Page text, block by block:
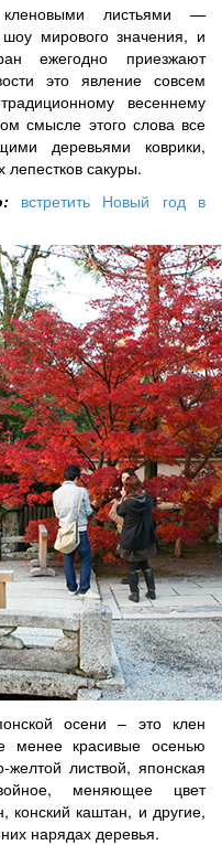
листьями —
мирового значения, и
ежегодно приезжают
это явление совсем
весеннему
смысле этого слова все
деревьями коврики,
сакуры.
встретить Новый год в
осени – это клен
менее красивые осенью
желтой листвой, японская
меняющее цвет
конский каштан, и другие,
нарядах деревья.